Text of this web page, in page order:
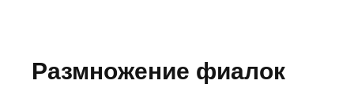
Размножение фиалок